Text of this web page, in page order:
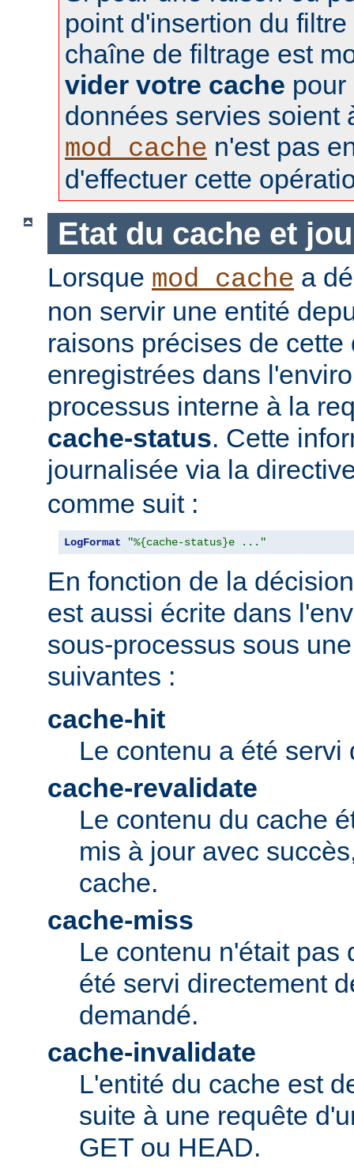
point d'insertion du filtre
chaîne de filtrage est
vider votre cache pour
données servies soient
mod_cache n'est pas
d'effectuer cette
Etat du cache et
Lorsque mod_cache a
non servir une entité
raisons précises de cette
enregistrées dans
processus interne à la
cache-status. Cette
journalisée via la
comme suit :
LogFormat "%{cache-status}e ..."
En fonction de la
est aussi écrite dans
sous-processus sous
suivantes :
cache-hit
Le contenu a été servi
cache-revalidate
Le contenu du cache
mis à jour avec
cache.
cache-miss
Le contenu n'était pas
été servi directement
demandé.
cache-invalidate
L'entité du cache est
suite à une requête
GET ou HEAD.